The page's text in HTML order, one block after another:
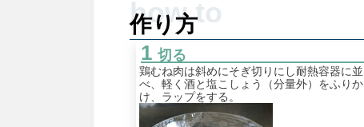
作り方
切る
鶏むね肉は斜めにそぎ切りにし耐熱容器に並
べ、軽く酒と塩こしょう（分量外）をふりか
け、ラップをする。